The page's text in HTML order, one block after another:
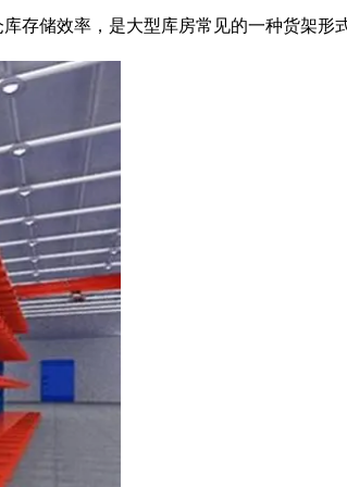
存储效率，是大型库房常见的一种货架形